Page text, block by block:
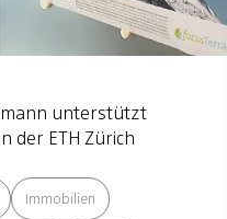
unterstützt
der ETH Zürich
Immobilien